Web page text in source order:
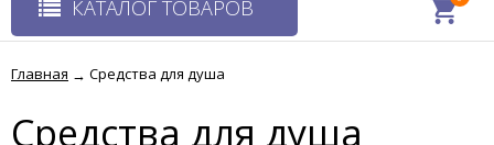
КАТАЛОГ ТОВАРОВ
Главная → Средства для душа
Средства для душа